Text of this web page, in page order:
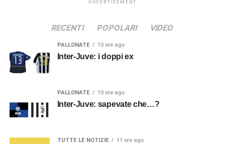
ADVERTISEMENT
RECENTI POPOLARI VIDEO
PALLONATE 10 ore ago
Inter-Juve: i doppi ex
PALLONATE 10 ore ago
Inter-Juve: sapevate che…?
TUTTE LE NOTIZIE 11 ore ago